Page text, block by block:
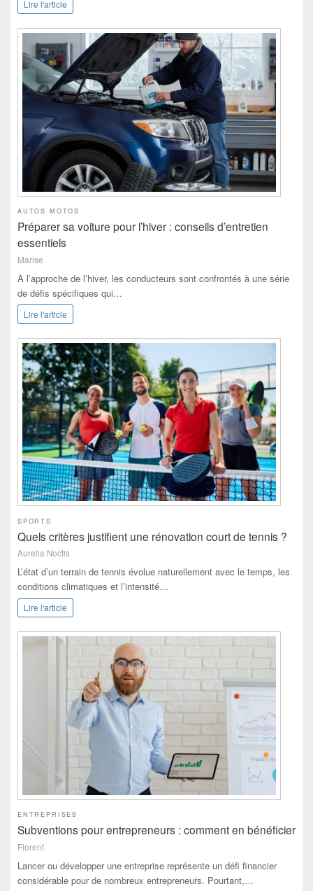
Lire l'article
AUTOS MOTOS
Préparer sa voiture pour l’hiver : conseils d’entretien
essentiels
Marise
À l’approche de l’hiver, les conducteurs sont confrontés à une série
de défis spécifiques qui…
Lire l'article
SPORTS
Quels critères justifient une rénovation court de tennis ?
Aurelia Noctis
L’état d’un terrain de tennis évolue naturellement avec le temps, les
conditions climatiques et l’intensité…
Lire l'article
ENTREPRISES
Subventions pour entrepreneurs : comment en bénéficier
Florent
Lancer ou développer une entreprise représente un défi financier
considérable pour de nombreux entrepreneurs. Pourtant,…